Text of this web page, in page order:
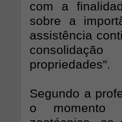
com a
sobre a
assistência
propriedades".
Segundo a
o momento